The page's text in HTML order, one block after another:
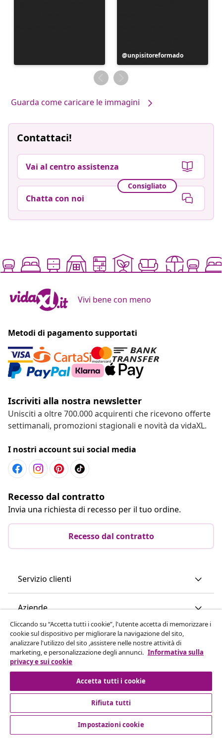
Post
pubblicato
da
unpisitoreformado
Guarda come caricare le immagini
Contattaci!
Vai al centro assistenza
Consigliato
Chatta con noi
Vivi bene con meno
Metodi di pagamento supportati
Iscriviti alla nostra newsletter
Unisciti a oltre 700.000 acquirenti che ricevono offerte
settimanali, promozioni stagionali e novità da vidaXL.
I nostri account sui social media
Recesso dal contratto
Invia una richiesta di recesso per il tuo ordine.
Recesso dal contratto
Servizio clienti
Aziende
vidaXL
Scopri di più
Cliccando su “Accetta tutti i cookie”, l'utente accetta di memorizzare i
cookie sul dispositivo per migliorare la navigazione del sito,
analizzare l'utilizzo del sito ,assistere nelle nostre attività di
marketing, e personalizzazione degli annunci. Informativa sulla
privacy e sui cookie
Accetta tutti i cookie
Rifiuta tutti
Impostazioni cookie